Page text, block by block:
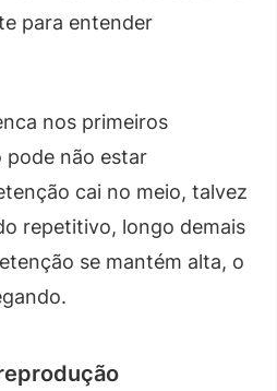
para entender
nos primeiros
pode não estar
cai no meio, talvez
repetitivo, longo demais
se mantém alta, o